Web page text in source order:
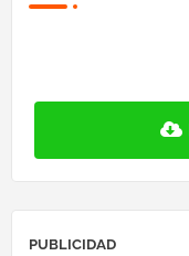
PUBLICIDAD